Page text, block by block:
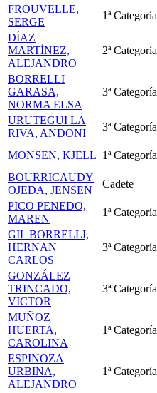
FROUVELLE,
SERGE
1ª Categoría
DÍAZ
MARTÍNEZ,
ALEJANDRO
2ª Categoría
BORRELLI
GARASA,
NORMA ELSA
3ª Categoría
URUTEGUI LA
RIVA, ANDONI
3ª Categoría
MONSEN, KJELL 1ª Categoría
BOURRICAUDY
OJEDA, JENSEN
Cadete
PICO PENEDO,
MAREN
1ª Categoría
GIL BORRELLI,
HERNAN
CARLOS
3ª Categoría
GONZÁLEZ
TRINCADO,
VICTOR
3ª Categoría
MUÑOZ
HUERTA,
CAROLINA
1ª Categoría
ESPINOZA
URBINA,
ALEJANDRO
1ª Categoría